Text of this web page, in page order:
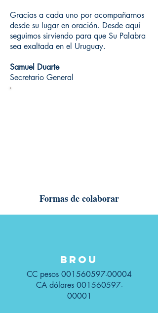
Gracias a cada uno por acompañarnos
desde su lugar en oración. Desde aquí
seguimos sirviendo para que Su Palabra
sea exaltada en el Uruguay.
Samuel Duarte
Secretario General
Formas de colaborar
BROU
CC pesos 001560597-00004
CA dólares 001560597-
00001